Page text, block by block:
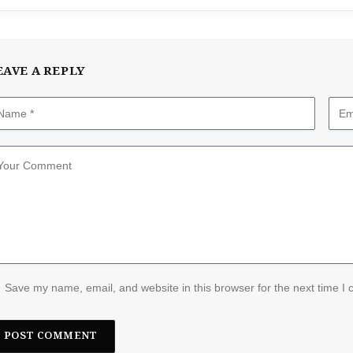
A REPLY
Save my name, email, and website in this browser for the next time I